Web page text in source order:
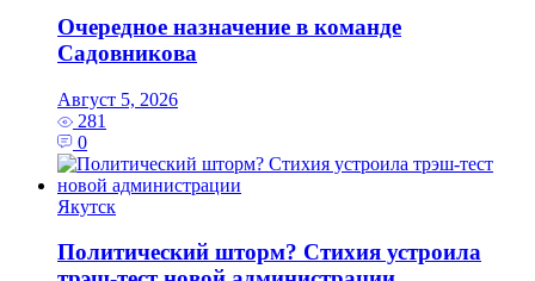
Очередное назначение в команде
Садовникова
Август 5, 2026
281
0
Якутск
Политический шторм? Стихия устроила